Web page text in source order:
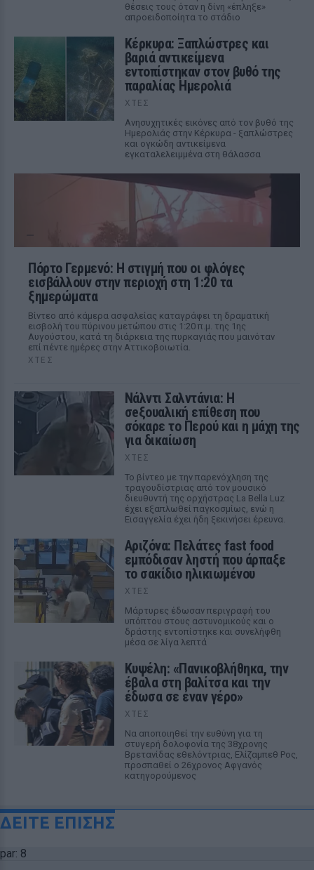
θέσεις τους όταν η δίνη «έπληξε»
απροειδοποίητα το στάδιο
Κέρκυρα: Ξαπλώστρες και
βαριά αντικείμενα
εντοπίστηκαν στον βυθό της
παραλίας Ημερολιά
ΧΤΕΣ
Ανησυχητικές εικόνες από τον βυθό της
Ημερολιάς στην Κέρκυρα - ξαπλώστρες
και ογκώδη αντικείμενα
εγκαταλελειμμένα στη θάλασσα
Πόρτο Γερμενό: Η στιγμή που οι φλόγες
εισβάλλουν στην περιοχή στη 1:20 τα
ξημερώματα
Βίντεο από κάμερα ασφαλείας καταγράφει τη δραματική
εισβολή του πύρινου μετώπου στις 1:20 π.μ. της 1ης
Αυγούστου, κατά τη διάρκεια της πυρκαγιάς που μαινόταν
επί πέντε ημέρες στην Αττικοβοιωτία.
ΧΤΕΣ
Νάλντι Σαλντάνια: Η
σeξουαλική επίθεση που
σόκαρε το Περού και η μάχη της
για δικαίωση
ΧΤΕΣ
Το βίντεο με την παρενόχληση της
τραγουδίστριας από τον μουσικό
διευθυντή της ορχήστρας La Bella Luz
έχει εξαπλωθεί παγκοσμίως, ενώ η
Εισαγγελία έχει ήδη ξεκινήσει έρευνα.
Αριζόνα: Πελάτες fast food
εμπόδισαν ληστή που άρπαξε
το σακίδιο ηλικιωμένου
ΧΤΕΣ
Μάρτυρες έδωσαν περιγραφή του
υπόπτου στους αστυνομικούς και ο
δράστης εντοπίστηκε και συνελήφθη
μέσα σε λίγα λεπτά
Κυψέλη: «Πανικοβλήθηκα, την
έβαλα στη βαλίτσα και την
έδωσα σε έναν γέρο»
ΧΤΕΣ
Να αποποιηθεί την ευθύνη για τη
στυγερή δολοφονία της 38χρονης
Βρετανίδας εθελόντριας, Ελίζαμπεθ Ρος,
προσπαθεί ο 26χρονος Αφγανός
κατηγορούμενος
ΔΕΙΤΕ ΕΠΙΣΗΣ
par: 8